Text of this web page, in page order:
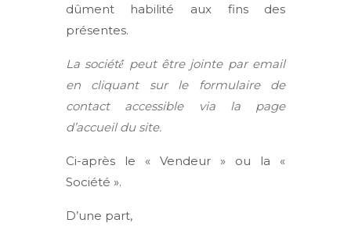
dûment habilité aux fins des
présentes.
La société́ peut être jointe par email
en cliquant sur le formulaire de
contact accessible via la page
d’accueil du site.
Ci-après le « Vendeur » ou la «
Société ».
D’une part,